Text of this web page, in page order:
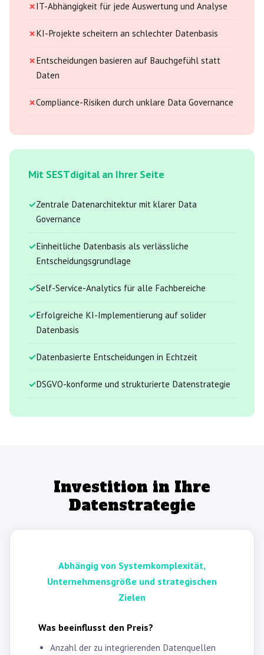
IT-Abhängigkeit für jede Auswertung und Analyse
KI-Projekte scheitern an schlechter Datenbasis
Entscheidungen basieren auf Bauchgefühl statt
Daten
Compliance-Risiken durch unklare Data Governance
Mit SESTdigital an Ihrer Seite
Zentrale Datenarchitektur mit klarer Data
Governance
Einheitliche Datenbasis als verlässliche
Entscheidungsgrundlage
Self-Service-Analytics für alle Fachbereiche
Erfolgreiche KI-Implementierung auf solider
Datenbasis
Datenbasierte Entscheidungen in Echtzeit
DSGVO-konforme und strukturierte Datenstrategie
Investition in Ihre
Datenstrategie
Abhängig von Systemkomplexität,
Unternehmensgröße und strategischen
Zielen
Was beeinflusst den Preis?
Anzahl der zu integrierenden Datenquellen